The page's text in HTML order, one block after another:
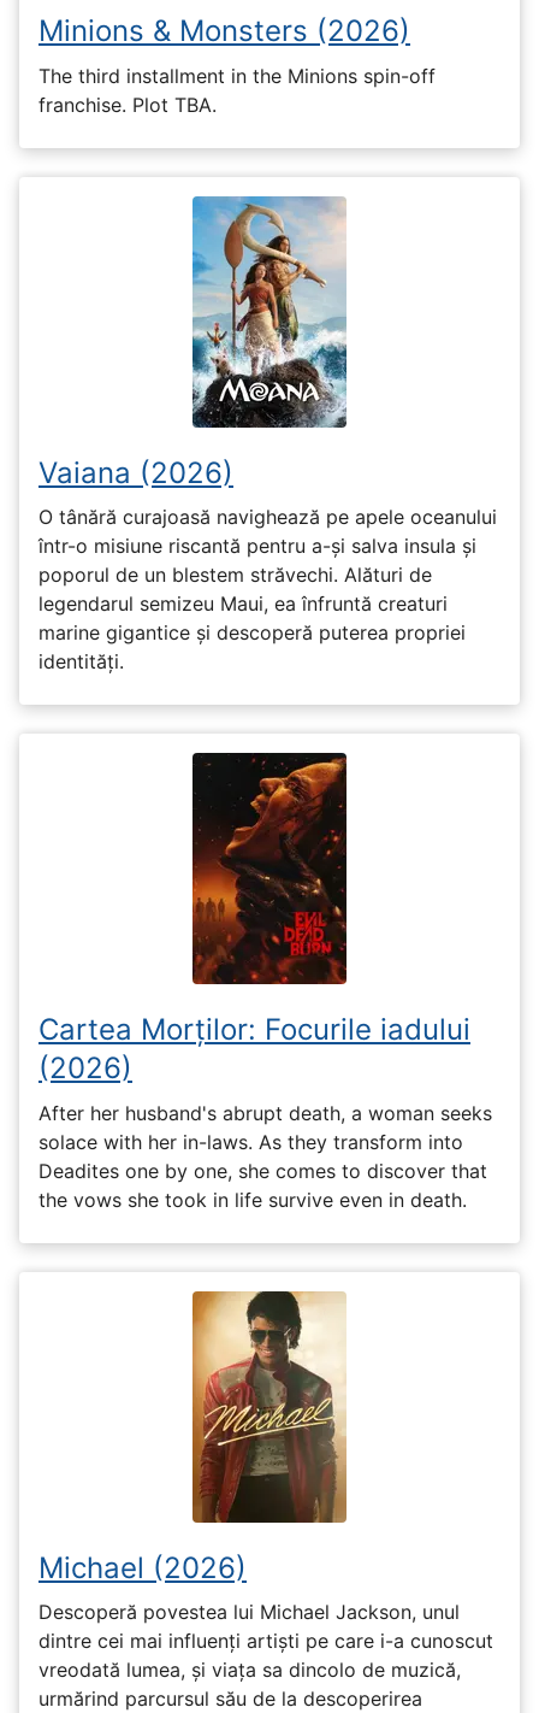
Minions & Monsters (2026)
The third installment in the Minions spin-off
franchise. Plot TBA.
Vaiana (2026)
O tânără curajoasă navighează pe apele oceanului
într-o misiune riscantă pentru a-și salva insula și
poporul de un blestem străvechi. Alături de
legendarul semizeu Maui, ea înfruntă creaturi
marine gigantice și descoperă puterea propriei
identități.
Cartea Morților: Focurile iadului
(2026)
After her husband's abrupt death, a woman seeks
solace with her in-laws. As they transform into
Deadites one by one, she comes to discover that
the vows she took in life survive even in death.
Michael (2026)
Descoperă povestea lui Michael Jackson, unul
dintre cei mai influenți artiști pe care i-a cunoscut
vreodată lumea, și viața sa dincolo de muzică,
urmărind parcursul său de la descoperirea